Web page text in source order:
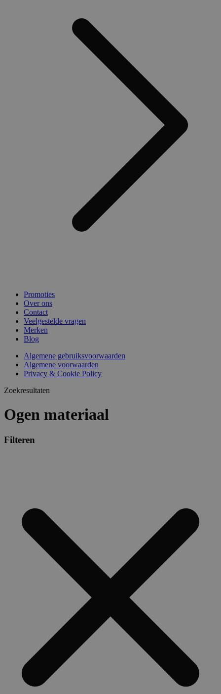
Promoties
Over ons
Contact
Veelgestelde vragen
Merken
Blog
Algemene gebruiksvoorwaarden
Algemene voorwaarden
Privacy & Cookie Policy
Zoekresultaten
Ogen materiaal
Filteren